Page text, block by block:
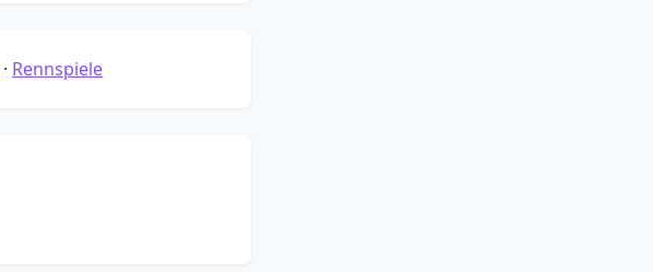
· Rennspiele